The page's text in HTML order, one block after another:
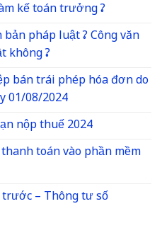
kế toán trưởng ?
pháp luật ? Công văn
không ?
bán trái phép hóa đơn do
01/08/2024
nộp thuế 2024
toán vào phần mềm
– Thông tư số